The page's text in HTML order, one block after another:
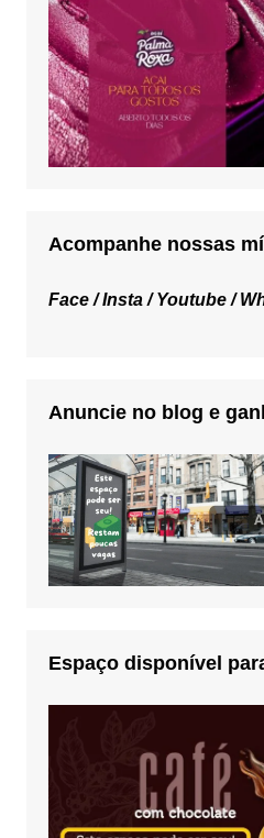
Acompanhe nossas
Face /Insta /Youtube /
Anuncie no blog e
Espaço disponível